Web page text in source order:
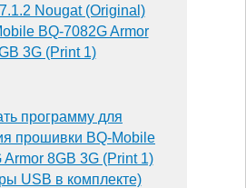
Nougat (Original)
BQ-7082G Armor
3G (Print 1)
программу для
прошивки BQ-Mobile
Armor 8GB 3G (Print 1)
USB в комплекте)